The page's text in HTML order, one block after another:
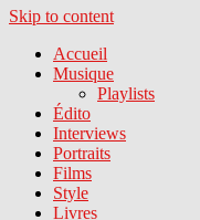
Skip to content
Accueil
Musique
Playlists
Édito
Interviews
Portraits
Films
Style
Livres